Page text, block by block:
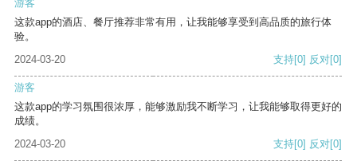
游客
这款app的酒店、餐厅推荐非常有用，让我能够享受到高品质的旅行体
验。
2024-03-20
支持[0] 反对[0]
游客
这款app的学习氛围很浓厚，能够激励我不断学习，让我能够取得更好的
成绩。
2024-03-20
支持[0] 反对[0]